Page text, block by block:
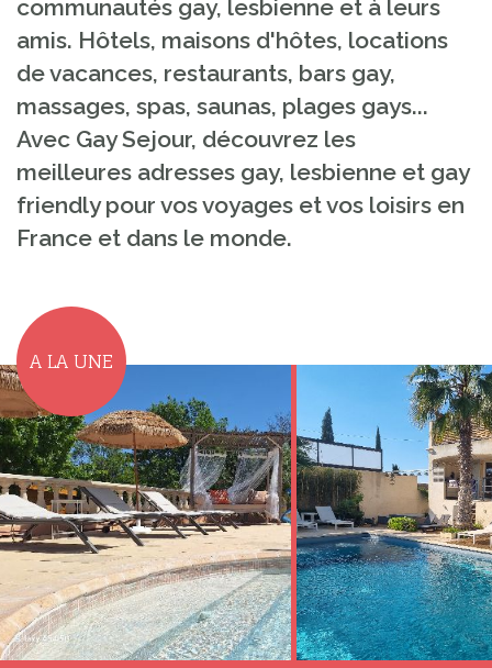
communautés gay, lesbienne et à leurs
amis. Hôtels, maisons d'hôtes, locations
de vacances, restaurants, bars gay,
massages, spas, saunas, plages gays...
Avec Gay Sejour, découvrez les
meilleures adresses gay, lesbienne et gay
friendly pour vos voyages et vos loisirs en
France et dans le monde.
A LA UNE